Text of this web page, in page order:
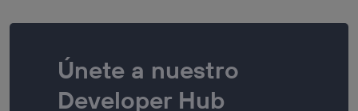
Únete a nuestro
Developer Hub